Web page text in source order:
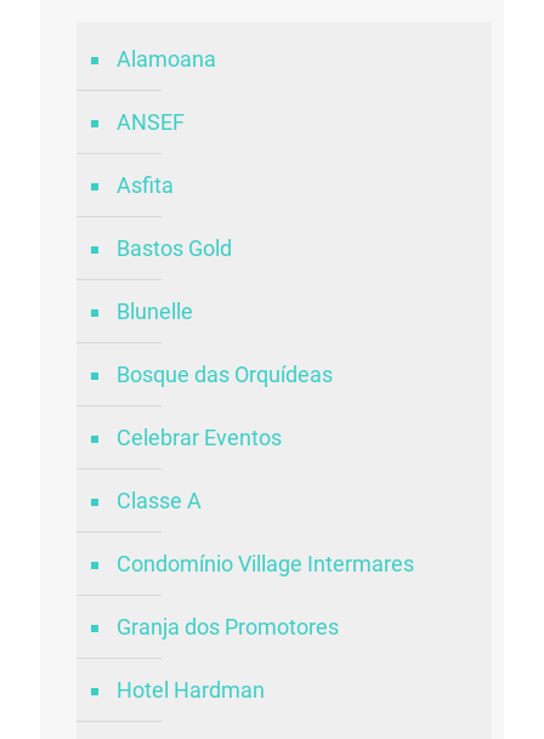
Alamoana
ANSEF
Asfita
Bastos Gold
Blunelle
Bosque das Orquídeas
Celebrar Eventos
Classe A
Condomínio Village Intermares
Granja dos Promotores
Hotel Hardman